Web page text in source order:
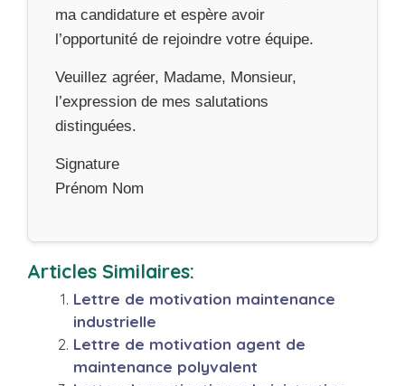
ma candidature et espère avoir
l’opportunité de rejoindre votre équipe.
Veuillez agréer, Madame, Monsieur,
l’expression de mes salutations
distinguées.
Signature
Prénom Nom
Articles Similaires:
Lettre de motivation maintenance
industrielle
Lettre de motivation agent de
maintenance polyvalent